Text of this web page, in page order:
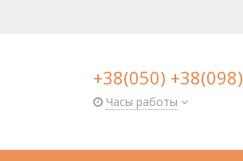
+38(050) +38(098)
Часы работы